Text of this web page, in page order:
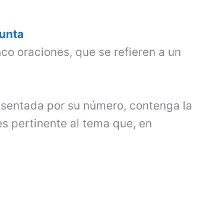
oraciones, que se refieren a un
por su número, contenga la
pertinente al tema que, en